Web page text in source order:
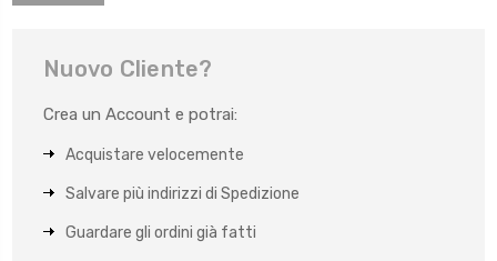
Nuovo Cliente?
Crea un Account e potrai:
Acquistare velocemente
Salvare più indirizzi di Spedizione
Guardare gli ordini già fatti